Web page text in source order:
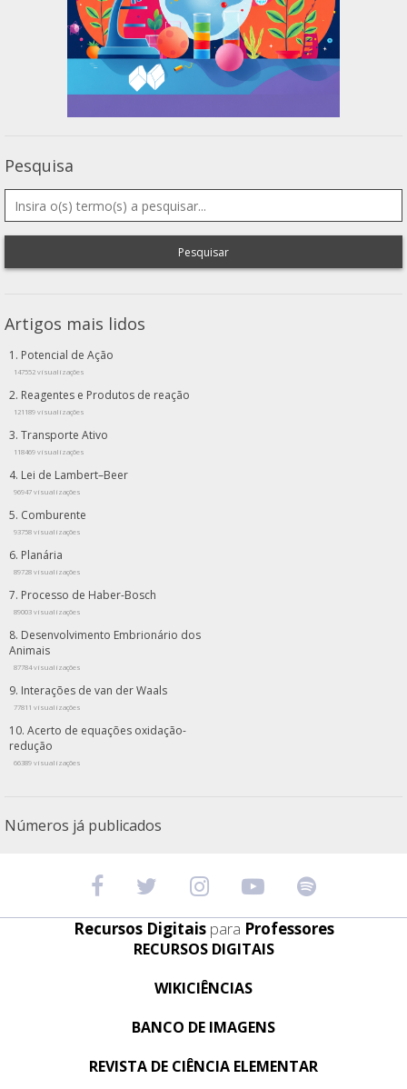
Pesquisa
Pesquisar
Artigos mais lidos
Potencial de Ação
147552 visualizações
Reagentes e Produtos de reação
121189 visualizações
Transporte Ativo
118469 visualizações
Lei de Lambert–Beer
96947 visualizações
Comburente
93758 visualizações
Planária
89728 visualizações
Processo de Haber-Bosch
89003 visualizações
Desenvolvimento Embrionário dos
Animais
87784 visualizações
Interações de van der Waals
77811 visualizações
Acerto de equações oxidação-
redução
66389 visualizações
Números já publicados
Recursos Digitais para Professores
RECURSOS DIGITAIS
WIKICIÊNCIAS
BANCO DE IMAGENS
REVISTA DE CIÊNCIA ELEMENTAR